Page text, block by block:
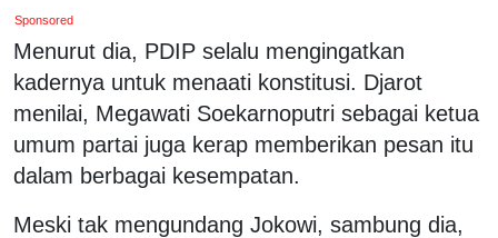
Sponsored
Menurut dia, PDIP selalu mengingatkan
kadernya untuk menaati konstitusi. Djarot
menilai, Megawati Soekarnoputri sebagai ketua
umum partai juga kerap memberikan pesan itu
dalam berbagai kesempatan.
Meski tak mengundang Jokowi, sambung dia,